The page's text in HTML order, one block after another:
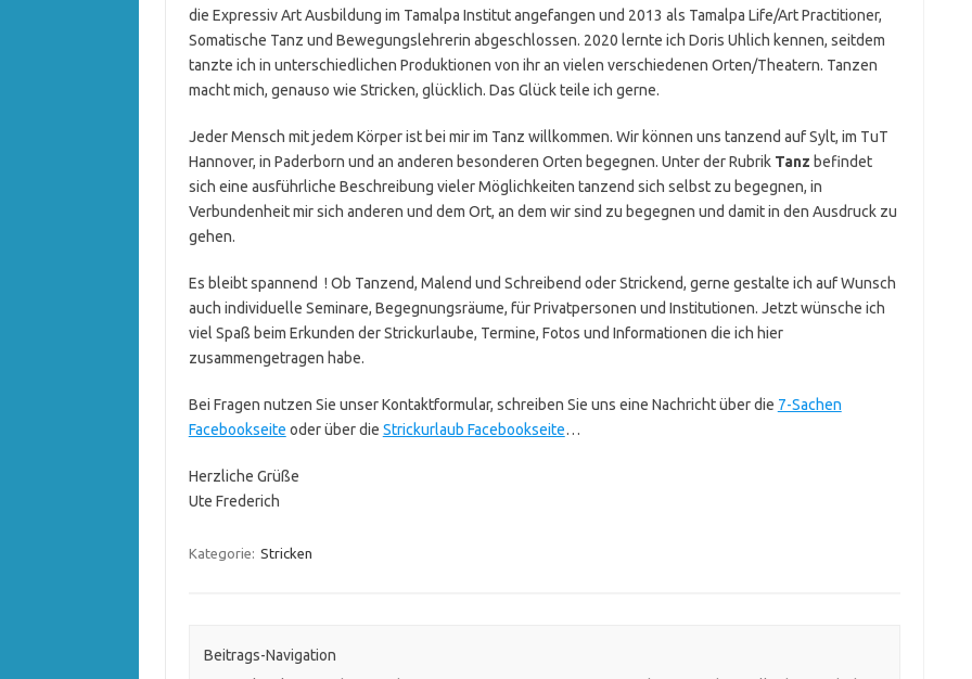
die Expressiv Art Ausbildung im Tamalpa Institut angefangen und 2013 als Tamalpa Life/Art Practitioner,
Somatische Tanz und Bewegungslehrerin abgeschlossen. 2020 lernte ich Doris Uhlich kennen, seitdem
tanzte ich in unterschiedlichen Produktionen von ihr an vielen verschiedenen Orten/Theatern. Tanzen
macht mich, genauso wie Stricken, glücklich. Das Glück teile ich gerne.
Jeder Mensch mit jedem Körper ist bei mir im Tanz willkommen. Wir können uns tanzend auf Sylt, im TuT
Hannover, in Paderborn und an anderen besonderen Orten begegnen. Unter der Rubrik Tanz befindet
sich eine ausführliche Beschreibung vieler Möglichkeiten tanzend sich selbst zu begegnen, in
Verbundenheit mir sich anderen und dem Ort, an dem wir sind zu begegnen und damit in den Ausdruck zu
gehen.
Es bleibt spannend ! Ob Tanzend, Malend und Schreibend oder Strickend, gerne gestalte ich auf Wunsch
auch individuelle Seminare, Begegnungsräume, für Privatpersonen und Institutionen. Jetzt wünsche ich
viel Spaß beim Erkunden der Strickurlaube, Termine, Fotos und Informationen die ich hier
zusammengetragen habe.
Bei Fragen nutzen Sie unser Kontaktformular, schreiben Sie uns eine Nachricht über die 7-Sachen
Facebookseite oder über die Strickurlaub Facebookseite…
Herzliche Grüße
Ute Frederich
Kategorie: Stricken
Beitrags-Navigation